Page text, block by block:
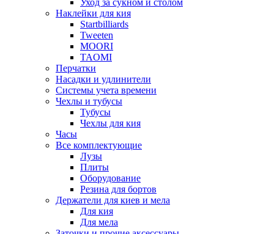
Уход за сукном и столом
Наклейки для кия
Startbilliards
Tweeten
MOORI
TAOMI
Перчатки
Насадки и удлинители
Системы учета времени
Чехлы и тубусы
Тубусы
Чехлы для кия
Часы
Все комплектующие
Лузы
Плиты
Оборудование
Резина для бортов
Держатели для киев и мела
Для кия
Для мела